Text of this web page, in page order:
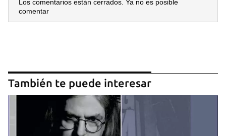
Los comentarios están cerrados. Ya no es posible
comentar
También te puede interesar